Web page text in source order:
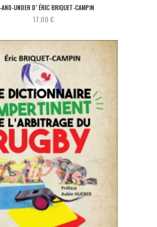
AND-UNDER D’ ÉRIC BRIQUET-CAMPIN
17,00 €